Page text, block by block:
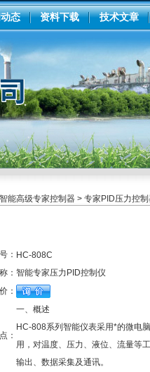
态 资料下载 技术文章
能高级专家控制器> 专家PID压力控制
： HC-808C
： 智能专家压力PID控制仪
：
：
一、概述
HC-808系列智能仪表采用*的微电
用，对温度、压力、液位、流量等
输出、数据采集及通讯。